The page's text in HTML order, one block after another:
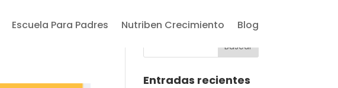
Escuela Para Padres Nutriben Crecimiento Blog
Entradas recientes